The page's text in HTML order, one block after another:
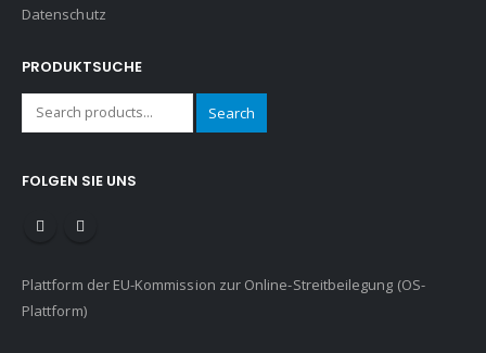
Datenschutz
PRODUKTSUCHE
Search
FOLGEN SIE UNS
Plattform der EU-Kommission zur Online-Streitbeilegung (OS-
Plattform)